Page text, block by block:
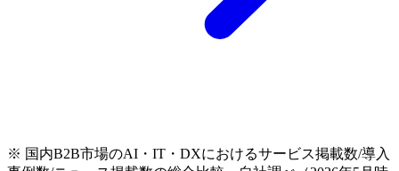
※ 国内B2B市場のAI・IT・DXにおけるサービス掲載数/導入